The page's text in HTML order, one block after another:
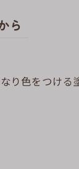
ら
り色をつけ